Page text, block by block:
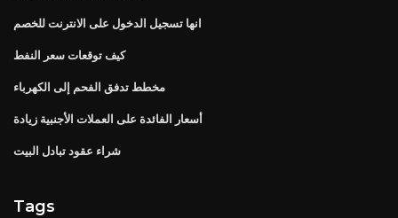
انها تسجيل الدخول على الانترنت للخصم
كيف توقعات سعر النفط
مخطط تدفق الفحم إلى الكهرباء
أسعار الفائدة على العملات الأجنبية زيادة
شراء عقود تبادل البيت
Tags